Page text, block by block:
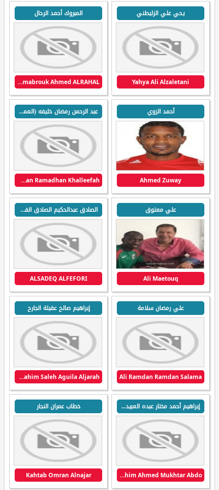
يحي علي الزليطني
Yahya Ali Alzaletani
المبروك أحمد الرحال
Almabrouk Ahmed ALRAHAL
أحمد الزوي
Ahmed Zuway
عبد الرحمن رمضان خليفه (العمامي)
Abdulrhman Ramadhan Khalleefah
علي معتوق
Ali Maetouq
الصادق عبدالحكيم الصادق الفيتوري
ALSADEQ ALFEFORI
علي رمضان سلامة
Ali Ramdan Ramdan Salama
إبراهيم صالح عقيلة الجارح
Ibrahim Saleh Aguila Aljarah
إبراهيم أحمد مختار عبده العبيدي (ويشي)
Ibrahim Ahmed Mukhtar Abdo
خطاب عمران النجار
Kahtab Omran Alnajar